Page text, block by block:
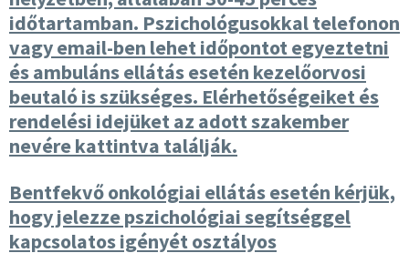
időtartamban. Pszichológusokkal telefonon
vagy email-ben lehet időpontot egyeztetni
és ambuláns ellátás esetén kezelőorvosi
beutaló is szükséges. Elérhetőségeiket és
rendelési idejüket az adott szakember
nevére kattintva találják.
Bentfekvő onkológiai ellátás esetén kérjük,
hogy jelezze pszichológiai segítséggel
kapcsolatos igényét osztályos